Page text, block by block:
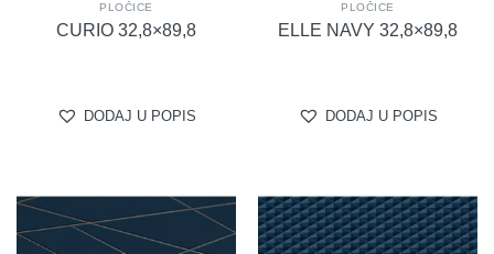
PLOČICE
CURIO 32,8×89,8
PLOČICE
ELLE NAVY 32,8×89,8
DODAJ U POPIS DODAJ U POPIS